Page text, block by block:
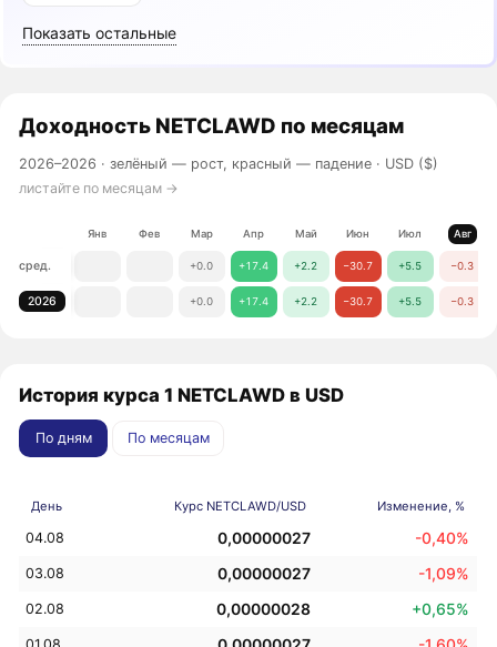
Показать остальные
Доходность NETCLAWD по месяцам
2026–2026 ·зелёный — рост, красный — падение · USD ($)
листайте по месяцам →
Янв Фев Мар Апр Май Июн Июл Авг
сред. +0.0 +17.4 +2.2 −30.7 +5.5 −0.3
2026 +0.0 +17.4 +2.2 −30.7 +5.5 −0.3
История курса 1 NETCLAWD в USD
По дням По месяцам
День Курс NETCLAWD/USD Изменение, %
04.08 0,00000027 -0,40%
03.08 0,00000027 -1,09%
02.08 0,00000028 +0,65%